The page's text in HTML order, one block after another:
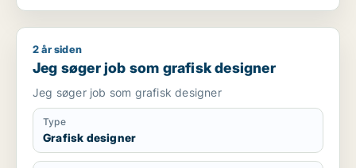
Jeg søger job som grafisk designer
2 år siden
Jeg søger job som grafisk designer
Jeg søger job som grafisk designer
Type
Grafisk designer